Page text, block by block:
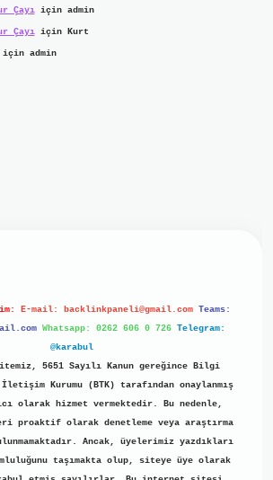
Çayıiçin admin
Çayıiçin Kurt
admin
E-mail: backlinkpaneli@gmail.com Teams:
Whatsapp: 0262 606 0 726 Telegram:
@karabul
5651 Sayılı Kanun gereğince Bilgi
Kurumu (BTK) tarafından onaylanmış
olarak hizmet vermektedir. Bu nedenle,
proaktif olarak denetleme veya araştırma
Ancak, üyelerimiz yazdıkları
taşımakta olup, siteye üye olarak